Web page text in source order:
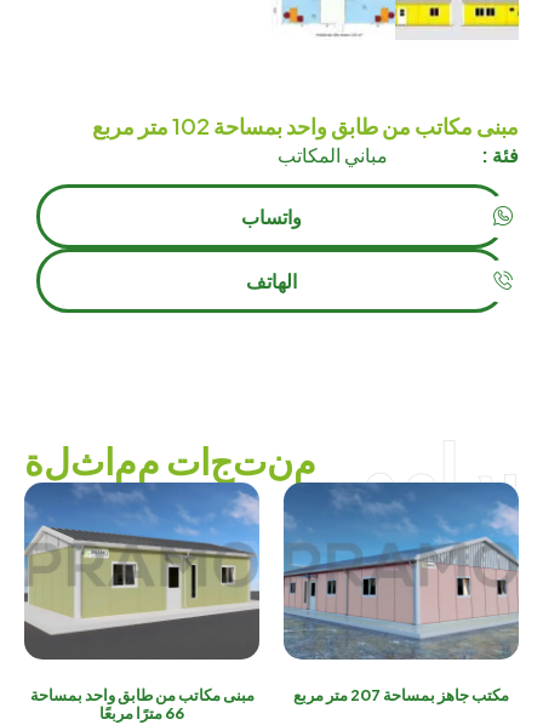
مبنى مكاتب من طابق واحد بمساحة 102 متر مربع
فئة : مباني المكاتب
واتساب
الهاتف
برامو منتجات مماثلة
مكتب جاهز بمساحة 207 متر مربع
مبنى مكاتب من طابق واحد بمساحة
66 مترًا مربعًا